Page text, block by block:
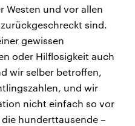
Westen und vor allen
sind.
gewissen
oder Hilflosigkeit auch
wir selber betroffen,
und wir
nicht einfach so vor
hunderttausende –